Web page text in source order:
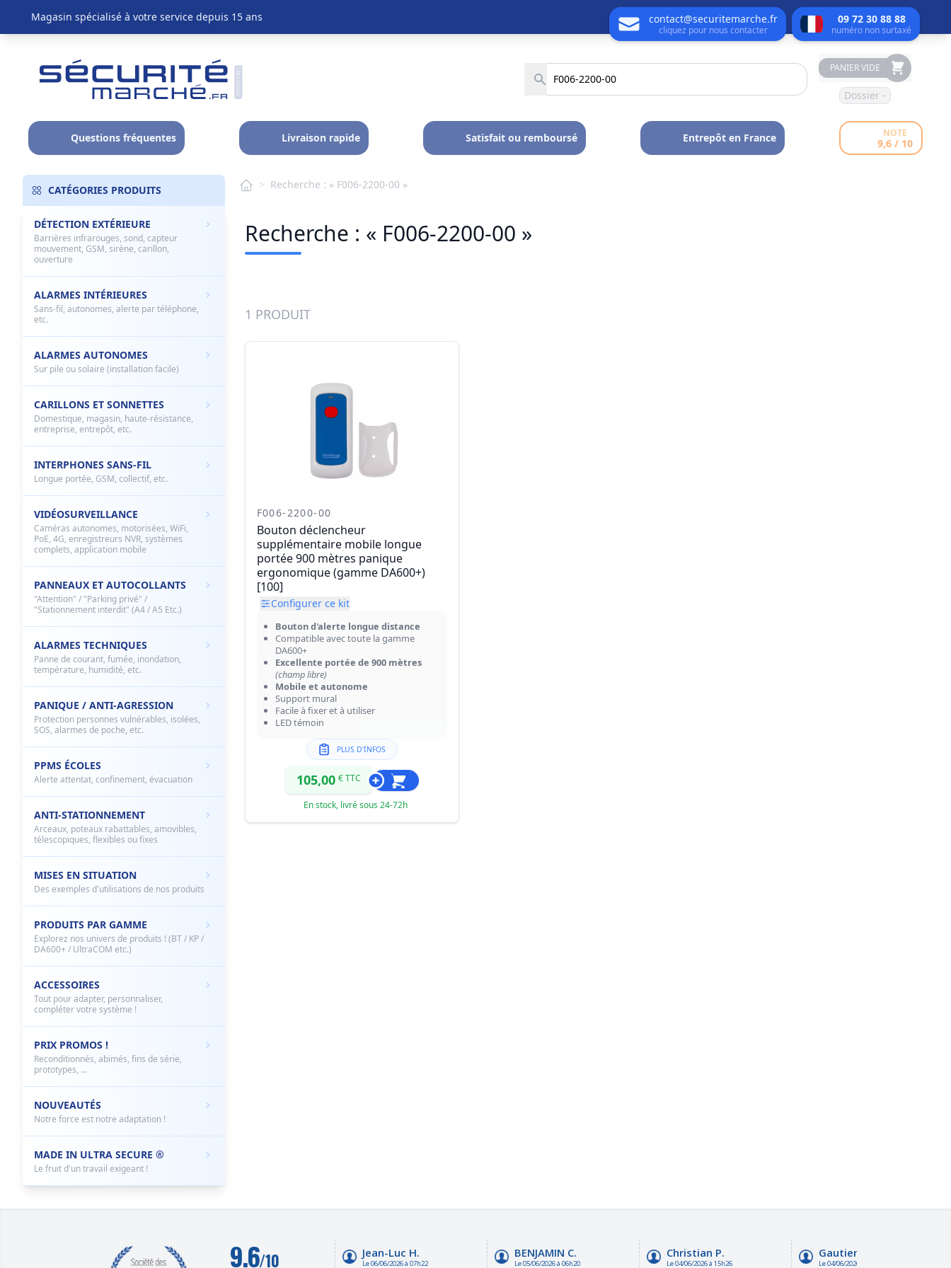
Magasin spécialisé à votre service depuis 15 ans contact@securitemarche.fr
cliquez pour nous contacter
09 72 30 88 88
numéro non surtaxé
PANIER VIDE
Dossier -
Questions fréquentes Livraison rapide Satisfait ou remboursé Entrepôt en France NOTE
9,6 / 10
CATÉGORIES PRODUITS
DÉTECTION EXTÉRIEURE
Barrières infrarouges, sond, capteur
mouvement, GSM, sirène, carillon,
ouverture
ALARMES INTÉRIEURES
Sans-fil, autonomes, alerte par téléphone,
etc.
ALARMES AUTONOMES
Sur pile ou solaire (installation facile)
CARILLONS ET SONNETTES
Domestique, magasin, haute-résistance,
entreprise, entrepôt, etc.
INTERPHONES SANS-FIL
Longue portée, GSM, collectif, etc.
VIDÉOSURVEILLANCE
Caméras autonomes, motorisées, WiFi,
PoE, 4G, enregistreurs NVR, systèmes
complets, application mobile
PANNEAUX ET AUTOCOLLANTS
"Attention" / "Parking privé" /
"Stationnement interdit" (A4 / A5 Etc.)
ALARMES TECHNIQUES
Panne de courant, fumée, inondation,
température, humidité, etc.
PANIQUE / ANTI-AGRESSION
Protection personnes vulnérables, isolées,
SOS, alarmes de poche, etc.
PPMS ÉCOLES
Alerte attentat, confinement, évacuation
ANTI-STATIONNEMENT
Arceaux, poteaux rabattables, amovibles,
télescopiques, flexibles ou fixes
MISES EN SITUATION
Des exemples d'utilisations de nos produits
PRODUITS PAR GAMME
Explorez nos univers de produits ! (BT / KP /
DA600+ / UltraCOM etc.)
ACCESSOIRES
Tout pour adapter, personnaliser,
compléter votre système !
PRIX PROMOS !
Reconditionnés, abimés, fins de série,
prototypes, ...
NOUVEAUTÉS
Notre force est notre adaptation !
MADE IN ULTRA SECURE ®
Le fruit d'un travail exigeant !
> Recherche : « F006-2200-00 »
Recherche : « F006-2200-00 »
1 PRODUIT
F006-2200-00
Bouton déclencheur
supplémentaire mobile longue
portée 900 mètres panique
ergonomique (gamme DA600+)
[100]
Configurer ce kit
Bouton d'alerte longue distance
Compatible avec toute la gamme
DA600+
Excellente portée de 900 mètres
(champ libre)
Mobile et autonome
Support mural
Facile à fixer et à utiliser
LED témoin
PLUS D'INFOS
105,00 € TTC
En stock, livré sous 24-72h